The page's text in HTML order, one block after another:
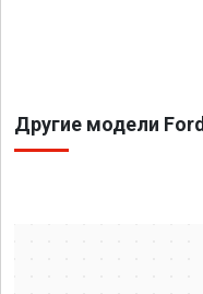
Другие модели Ford